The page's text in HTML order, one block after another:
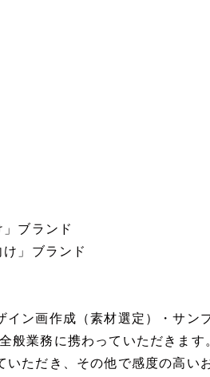
ブランド
」ブランド
ン画作成（素材選定）・サン
般業務に携わっていただきます
ただき、その他で感度の高い